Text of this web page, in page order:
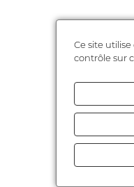
Ce site
contrôle sur